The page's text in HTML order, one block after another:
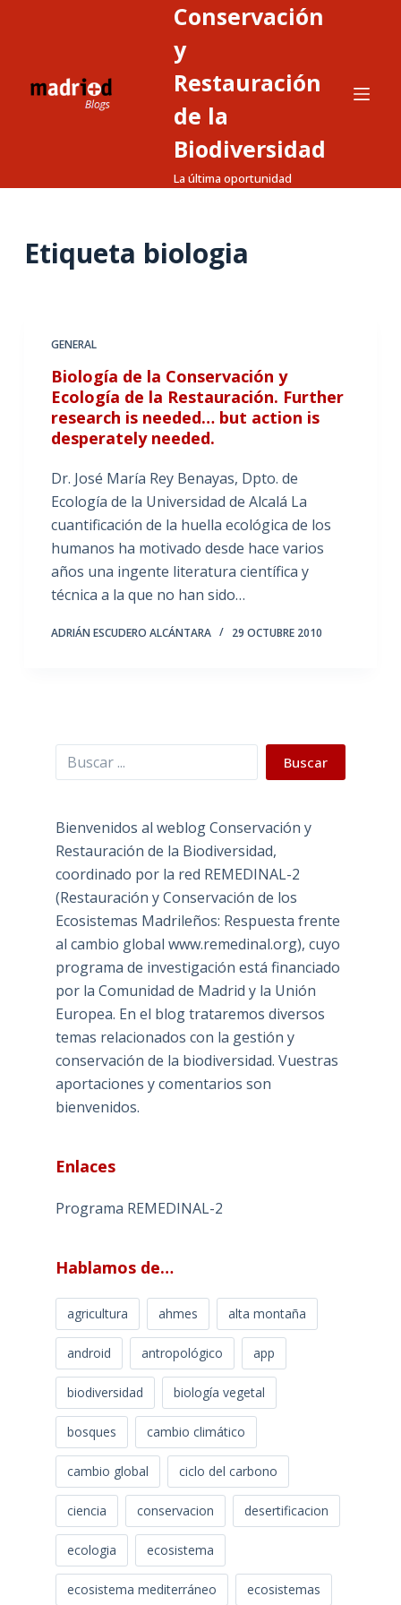
l
Conservación
y
Restauración
de la
Biodiversidad
La última oportunidad
Etiqueta biologia
GENERAL
Biología de la Conservación y
Ecología de la Restauración. Further
research is needed… but action is
desperately needed.
Dr. José María Rey Benayas, Dpto. de
Ecología de la Universidad de Alcalá La
cuantificación de la huella ecológica de los
humanos ha motivado desde hace varios
años una ingente literatura científica y
técnica a la que no han sido…
ADRIÁN ESCUDERO ALCÁNTARA 29 OCTUBRE 2010
Buscar Buscar
Bienvenidos al weblog Conservación y
Restauración de la Biodiversidad,
coordinado por la red REMEDINAL-2
(Restauración y Conservación de los
Ecosistemas Madrileños: Respuesta frente
al cambio global www.remedinal.org), cuyo
programa de investigación está financiado
por la Comunidad de Madrid y la Unión
Europea. En el blog trataremos diversos
temas relacionados con la gestión y
conservación de la biodiversidad. Vuestras
aportaciones y comentarios son
bienvenidos.
Enlaces
Programa REMEDINAL-2
Hablamos de…
agricultura ahmes alta montaña
android antropológico app
biodiversidad biología vegetal
bosques cambio climático
cambio global ciclo del carbono
ciencia conservacion desertificacion
ecologia ecosistema
ecosistema mediterráneo ecosistemas